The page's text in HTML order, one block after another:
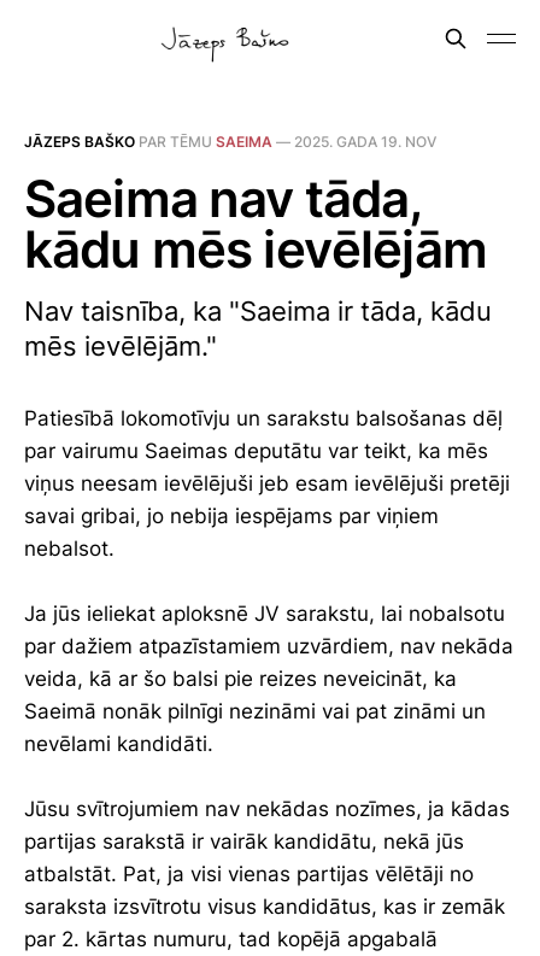
JĀZEPS BAŠKO PAR TĒMU SAEIMA — 2025. GADA 19. NOV
Saeima nav tāda,
kādu mēs ievēlējām
Nav taisnība, ka "Saeima ir tāda, kādu
mēs ievēlējām."
Patiesībā lokomotīvju un sarakstu balsošanas dēļ
par vairumu Saeimas deputātu var teikt, ka mēs
viņus neesam ievēlējuši jeb esam ievēlējuši pretēji
savai gribai, jo nebija iespējams par viņiem
nebalsot.
Ja jūs ieliekat aploksnē JV sarakstu, lai nobalsotu
par dažiem atpazīstamiem uzvārdiem, nav nekāda
veida, kā ar šo balsi pie reizes neveicināt, ka
Saeimā nonāk pilnīgi nezināmi vai pat zināmi un
nevēlami kandidāti.
Jūsu svītrojumiem nav nekādas nozīmes, ja kādas
partijas sarakstā ir vairāk kandidātu, nekā jūs
atbalstāt. Pat, ja visi vienas partijas vēlētāji no
saraksta izsvītrotu visus kandidātus, kas ir zemāk
par 2. kārtas numuru, tad kopējā apgabalā